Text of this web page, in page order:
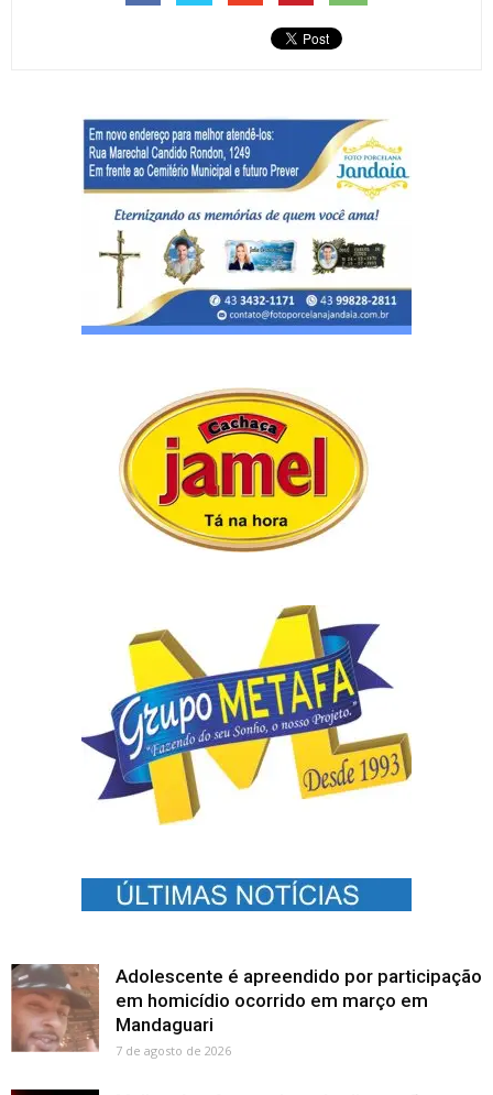
Adolescente é apreendido por participação
em homicídio ocorrido em março em
Mandaguari
7 de agosto de 2026